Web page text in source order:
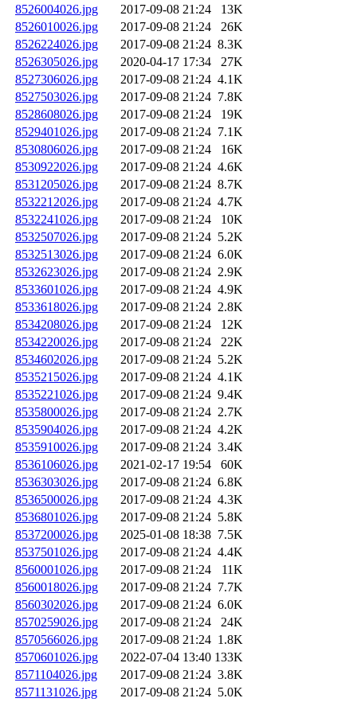
8526004026.jpg
2017-09-08 21:24
13K
8526010026.jpg
2017-09-08 21:24
26K
8526224026.jpg
2017-09-08 21:24 8.3K
8526305026.jpg
2020-04-17 17:34
27K
8527306026.jpg
2017-09-08 21:24 4.1K
8527503026.jpg
2017-09-08 21:24 7.8K
8528608026.jpg
2017-09-08 21:24
19K
8529401026.jpg
2017-09-08 21:24 7.1K
8530806026.jpg
2017-09-08 21:24
16K
8530922026.jpg
2017-09-08 21:24 4.6K
8531205026.jpg
2017-09-08 21:24 8.7K
8532212026.jpg
2017-09-08 21:24 4.7K
8532241026.jpg
2017-09-08 21:24
10K
8532507026.jpg
2017-09-08 21:24 5.2K
8532513026.jpg
2017-09-08 21:24 6.0K
8532623026.jpg
2017-09-08 21:24 2.9K
8533601026.jpg
2017-09-08 21:24 4.9K
8533618026.jpg
2017-09-08 21:24 2.8K
8534208026.jpg
2017-09-08 21:24
12K
8534220026.jpg
2017-09-08 21:24
22K
8534602026.jpg
2017-09-08 21:24 5.2K
8535215026.jpg
2017-09-08 21:24 4.1K
8535221026.jpg
2017-09-08 21:24 9.4K
8535800026.jpg
2017-09-08 21:24 2.7K
8535904026.jpg
2017-09-08 21:24 4.2K
8535910026.jpg
2017-09-08 21:24 3.4K
8536106026.jpg
2021-02-17 19:54
60K
8536303026.jpg
2017-09-08 21:24 6.8K
8536500026.jpg
2017-09-08 21:24 4.3K
8536801026.jpg
2017-09-08 21:24 5.8K
8537200026.jpg
2025-01-08 18:38 7.5K
8537501026.jpg
2017-09-08 21:24 4.4K
8560001026.jpg
2017-09-08 21:24
11K
8560018026.jpg
2017-09-08 21:24 7.7K
8560302026.jpg
2017-09-08 21:24 6.0K
8570259026.jpg
2017-09-08 21:24
24K
8570566026.jpg
2017-09-08 21:24 1.8K
8570601026.jpg
2022-07-04 13:40 133K
8571104026.jpg
2017-09-08 21:24 3.8K
8571131026.jpg
2017-09-08 21:24 5.0K